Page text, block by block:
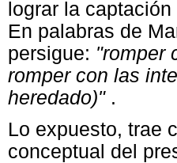
lograr la
En palabras de
persigue: "romper
romper con las
heredado)" .
Lo expuesto, trae
conceptual del